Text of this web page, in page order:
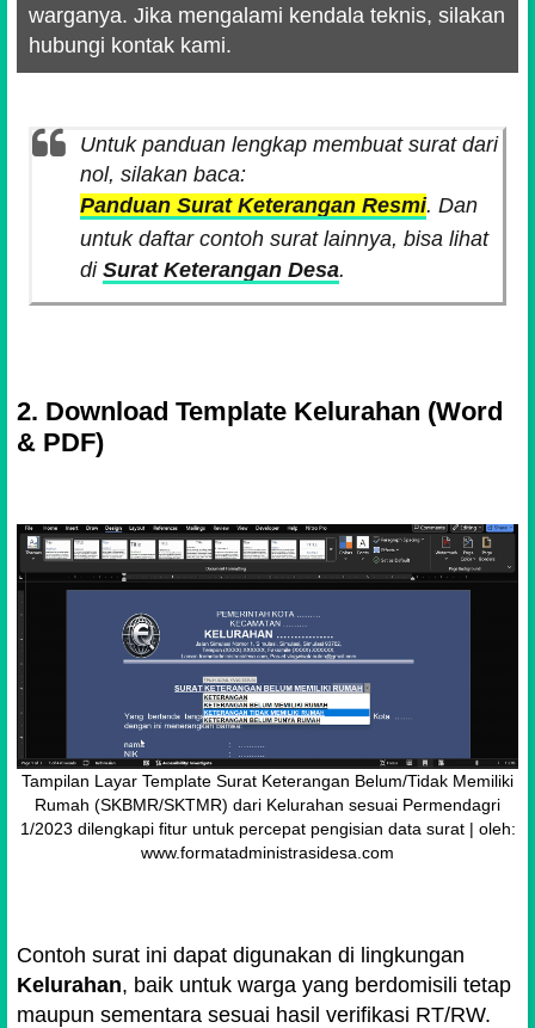
warganya. Jika mengalami kendala teknis, silakan
hubungi kontak kami.
Untuk panduan lengkap membuat surat dari
nol, silakan baca:
Panduan Surat Keterangan Resmi. Dan
untuk daftar contoh surat lainnya, bisa lihat
di Surat Keterangan Desa.
2. Download Template Kelurahan (Word
& PDF)
Tampilan Layar Template Surat Keterangan Belum/Tidak Memiliki
Rumah (SKBMR/SKTMR) dari Kelurahan sesuai Permendagri
1/2023 dilengkapi fitur untuk percepat pengisian data surat | oleh:
www.formatadministrasidesa.com
Contoh surat ini dapat digunakan di lingkungan
Kelurahan, baik untuk warga yang berdomisili tetap
maupun sementara sesuai hasil verifikasi RT/RW.